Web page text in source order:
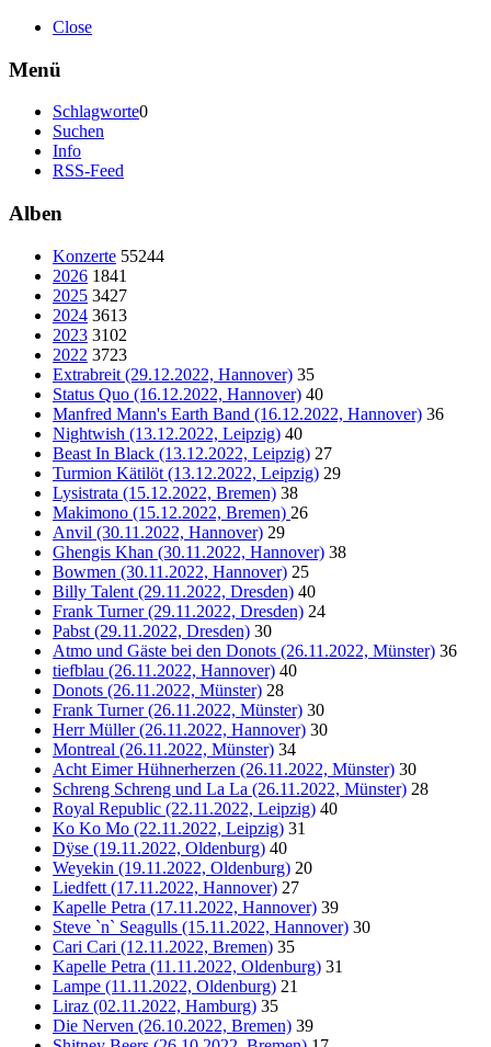
Close
Menü
Schlagworte0
Suchen
Info
RSS-Feed
Alben
Konzerte 55244
2026 1841
2025 3427
2024 3613
2023 3102
2022 3723
Extrabreit (29.12.2022, Hannover) 35
Status Quo (16.12.2022, Hannover) 40
Manfred Mann's Earth Band (16.12.2022, Hannover) 36
Nightwish (13.12.2022, Leipzig) 40
Beast In Black (13.12.2022, Leipzig) 27
Turmion Kätilöt (13.12.2022, Leipzig) 29
Lysistrata (15.12.2022, Bremen) 38
Makimono (15.12.2022, Bremen) 26
Anvil (30.11.2022, Hannover) 29
Ghengis Khan (30.11.2022, Hannover) 38
Bowmen (30.11.2022, Hannover) 25
Billy Talent (29.11.2022, Dresden) 40
Frank Turner (29.11.2022, Dresden) 24
Pabst (29.11.2022, Dresden) 30
Atmo und Gäste bei den Donots (26.11.2022, Münster) 36
tiefblau (26.11.2022, Hannover) 40
Donots (26.11.2022, Münster) 28
Frank Turner (26.11.2022, Münster) 30
Herr Müller (26.11.2022, Hannover) 30
Montreal (26.11.2022, Münster) 34
Acht Eimer Hühnerherzen (26.11.2022, Münster) 30
Schreng Schreng und La La (26.11.2022, Münster) 28
Royal Republic (22.11.2022, Leipzig) 40
Ko Ko Mo (22.11.2022, Leipzig) 31
Dÿse (19.11.2022, Oldenburg) 40
Weyekin (19.11.2022, Oldenburg) 20
Liedfett (17.11.2022, Hannover) 27
Kapelle Petra (17.11.2022, Hannover) 39
Steve `n` Seagulls (15.11.2022, Hannover) 30
Cari Cari (12.11.2022, Bremen) 35
Kapelle Petra (11.11.2022, Oldenburg) 31
Lampe (11.11.2022, Oldenburg) 21
Liraz (02.11.2022, Hamburg) 35
Die Nerven (26.10.2022, Bremen) 39